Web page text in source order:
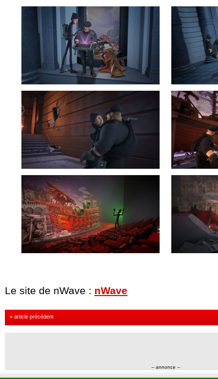
Le site de nWave : nWave
« article précédent
-- annonce --